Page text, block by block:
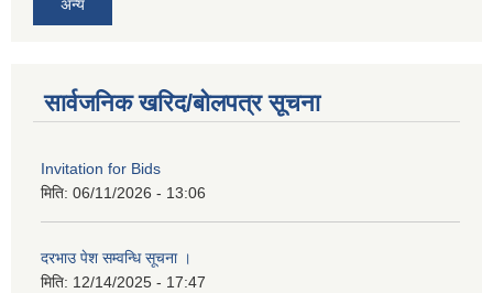
अन्य
सार्वजनिक खरिद/बोलपत्र सूचना
Invitation for Bids
मिति: 06/11/2026 - 13:06
दरभाउ पेश सम्वन्धि सूचना ।
मिति: 12/14/2025 - 17:47